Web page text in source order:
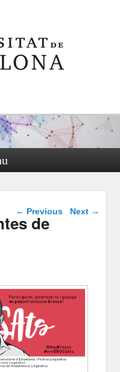
Post navigation
← Previous Next →
de